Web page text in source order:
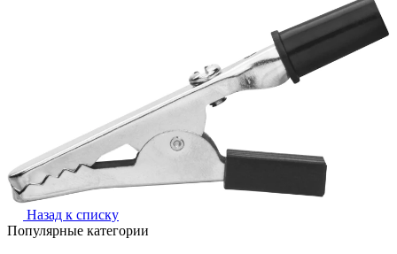
Назад к списку
Популярные категории